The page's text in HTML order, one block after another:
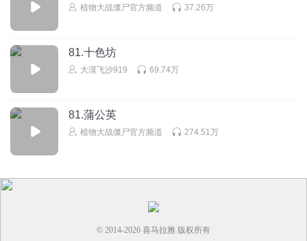
植物大战僵尸官方频道 37.26万
81.十色坊
大漠飞沙919 69.74万
81.蒲公英
植物大战僵尸官方频道 274.51万
© 2014-2026 喜马拉雅 版权所有